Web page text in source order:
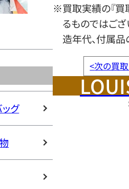
グ
※買取実績の『買
るものではござ
造年代、付属品
<次の買